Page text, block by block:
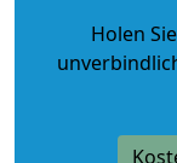
Holen